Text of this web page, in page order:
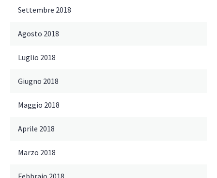
Settembre 2018
Agosto 2018
Luglio 2018
Giugno 2018
Maggio 2018
Aprile 2018
Marzo 2018
Febbraio 2018